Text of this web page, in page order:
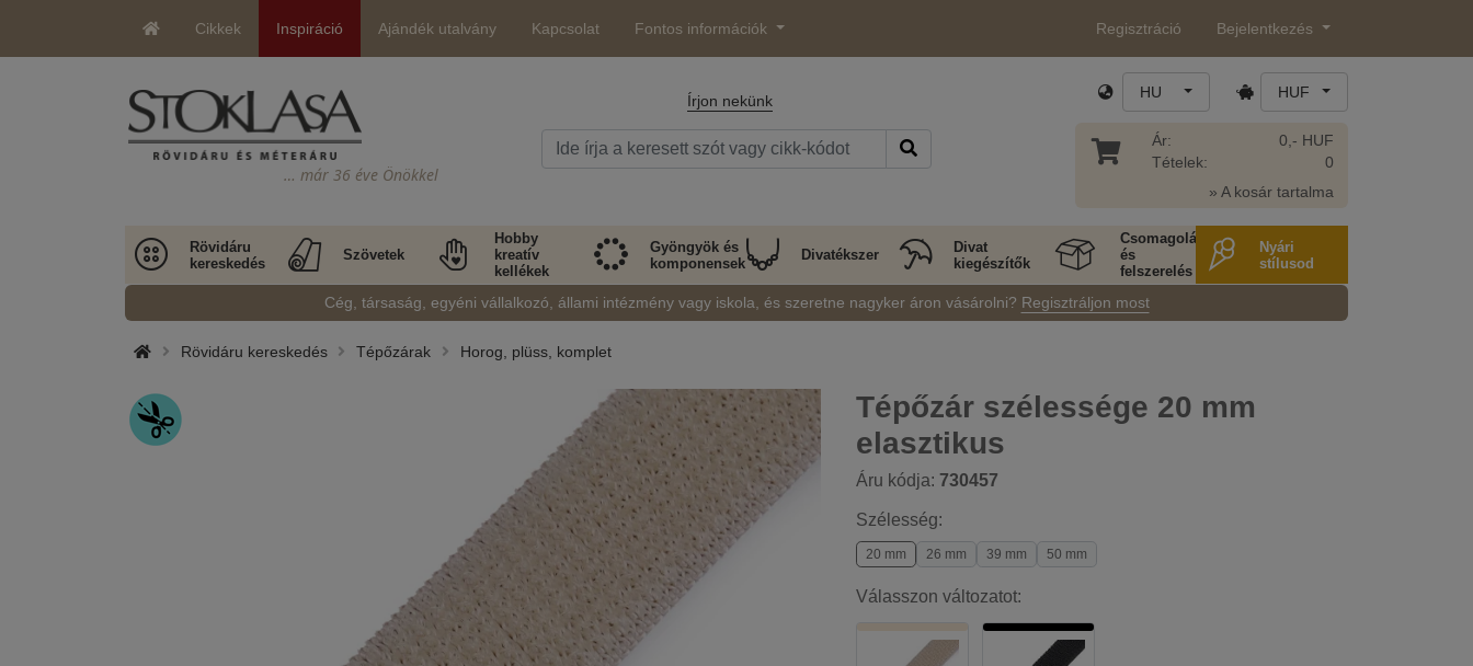
Cikkek Inspiráció Ajándék utalvány Kapcsolat Fontos információk Regisztráció Bejelentkezés
… már 36 éve Önökkel
Írjon nekünk HU HUF
Ár:
Tételek:
0,- HUF
0
» A kosár tartalma
Rövidáru
kereskedés
Szövetek
Hobby
kreatív
kellékek
Gyöngyök és
komponensek
Divatékszer
Divat
kiegészítők
Csomagolás
és
felszerelés
Nyári
stílusod
Cég, társaság, egyéni vállalkozó, állami intézmény vagy iskola, és szeretne nagyker áron vásárolni? Regisztráljon most
Rövidáru kereskedés Tépőzárak Horog, plüss, komplet
Tépőzár szélessége 20 mm
elasztikus
Áru kódja: 730457
Szélesség:
20 mm 26 mm 39 mm 50 mm
Válasszon változatot: